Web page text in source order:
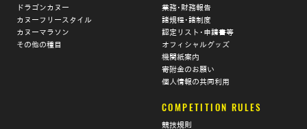
ドラゴンカヌー
業務･財務報告
カヌーフリースタイル
諸規程･諸制度
カヌーマラソン
認定リスト･申請書等
その他の種目
オフィシャルグッズ
機関紙案内
寄附金のお願い
個人情報の共同利用
COMPETITION RULES
競技規則